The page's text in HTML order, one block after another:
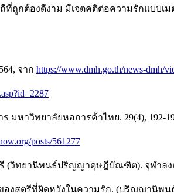
ถูกต้องดีงาม มีเจตคติต่อความรักแบบเ
จาก https://www.dmh.go.th/news-dmh/
หาวิทยาลัยหอการค้าไทย. 29(4), 192-
posts/561277
(วิทยานิพนธ์ปริญญาดุษฎีบัณฑิต). จุฬาลง
าของสตรีที่ผิดหวังในความรัก. (ปริญญา